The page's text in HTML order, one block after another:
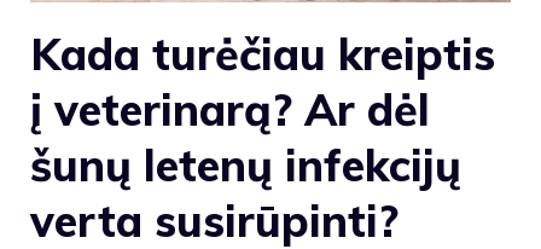
Kada turėčiau kreiptis
į veterinarą? Ar dėl
šunų letenų infekcijų
verta susirūpinti?